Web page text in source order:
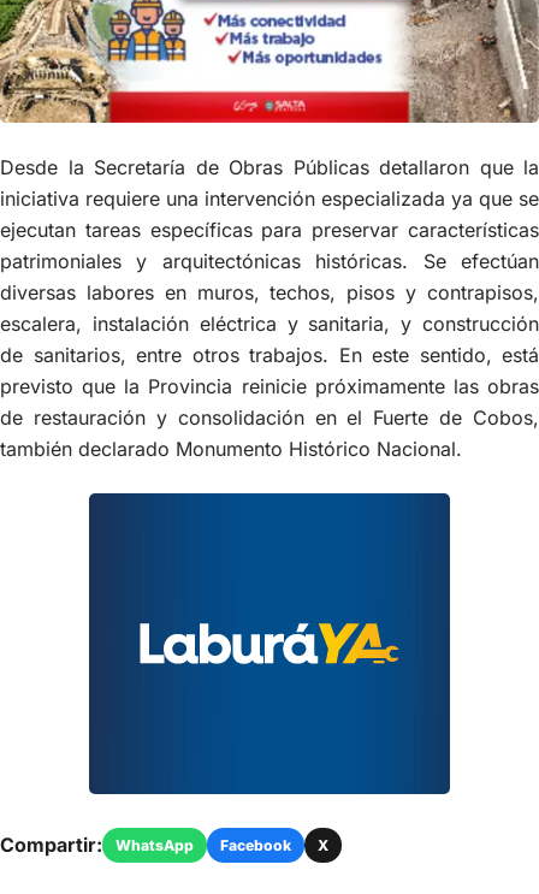
Desde la Secretaría de Obras Públicas detallaron que la
iniciativa requiere una intervención especializada ya que se
ejecutan tareas específicas para preservar características
patrimoniales y arquitectónicas históricas. Se efectúan
diversas labores en muros, techos, pisos y contrapisos,
escalera, instalación eléctrica y sanitaria, y construcción
de sanitarios, entre otros trabajos. En este sentido, está
previsto que la Provincia reinicie próximamente las obras
de restauración y consolidación en el Fuerte de Cobos,
también declarado Monumento Histórico Nacional.
Compartir: WhatsApp Facebook X